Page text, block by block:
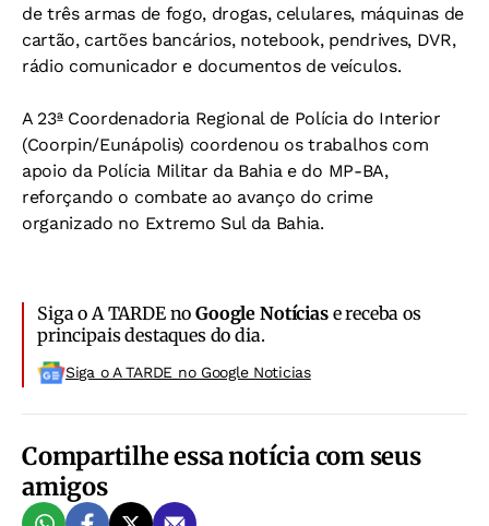
de três armas de fogo, drogas, celulares, máquinas de
cartão, cartões bancários, notebook, pendrives, DVR,
rádio comunicador e documentos de veículos.
A 23ª Coordenadoria Regional de Polícia do Interior
(Coorpin/Eunápolis) coordenou os trabalhos com
apoio da Polícia Militar da Bahia e do MP-BA,
reforçando o combate ao avanço do crime
organizado no Extremo Sul da Bahia.
Siga o A TARDE noGoogle Notíciase receba os
principais destaques do dia.
Siga o A TARDE no Google Noticias
Compartilhe essa notícia com seus
amigos